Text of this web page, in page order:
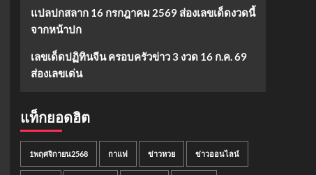
แปลปกสลาก 16 กรกฎาคม 2569 ส่องเลขเด็ดงวดนี้
จากหน้าปก
เลขเด็ดปฏิทินจีน ครอบครัวข่าว 3 งวด 16 ก.ค. 69
ส่องเลขเด่น
แท็กยอดฮิต
1พฤศจิกายน2568 กาแฟ ข่าวหวย ข่าวออนไลน์